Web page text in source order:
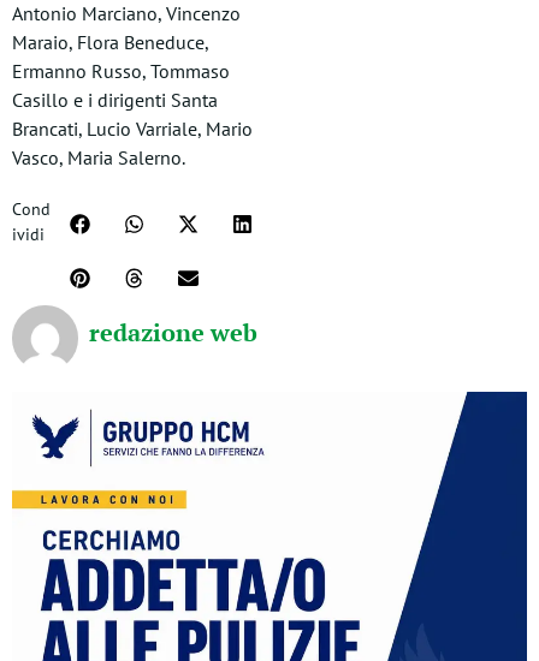
Antonio Marciano, Vincenzo
Maraio, Flora Beneduce,
Ermanno Russo, Tommaso
Casillo e i dirigenti Santa
Brancati, Lucio Varriale, Mario
Vasco, Maria Salerno.
Cond
ividi
redazione web